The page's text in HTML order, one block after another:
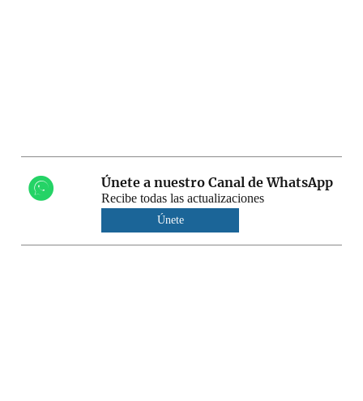
Únete a nuestro Canal de WhatsApp
Recibe todas las actualizaciones
Únete